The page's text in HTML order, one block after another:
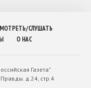
СЛУШАТЬ
О НАС
Газета”
д.24, стр.4